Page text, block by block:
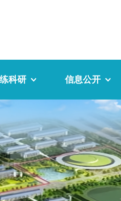
科研 信息公开